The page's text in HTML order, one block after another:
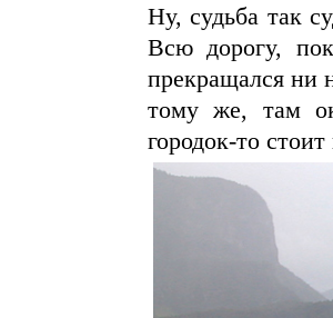
Ну, судьба так
Всю дорогу,
прекращался ни
тому же, там
городок-то стоит